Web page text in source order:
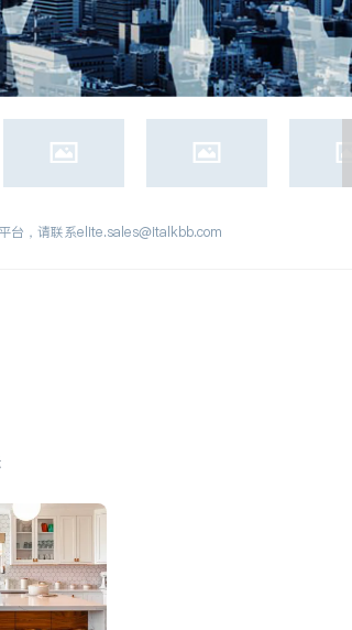
台，请联系elite.sales@italkbb.com